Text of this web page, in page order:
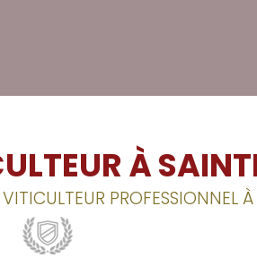
À
PROFESSIONNEL